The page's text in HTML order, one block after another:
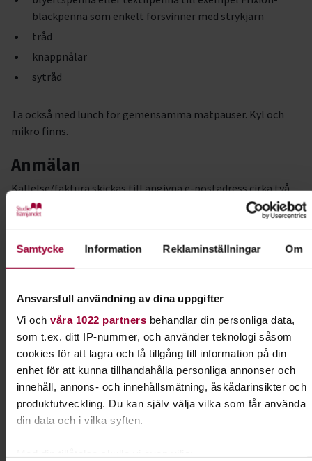
Samtycke Information Reklaminställningar Om
Ansvarsfull användning av dina uppgifter
Vi och våra 1022 partnersbehandlar din personliga data,
som t.ex. ditt IP-nummer, och använder teknologi såsom
cookies för att lagra och få tillgång till information på din
enhet för att kunna tillhandahålla personliga annonser och
innehåll, annons- och innehållsmätning, åskådarinsikter och
produktutveckling. Du kan själv välja vilka som får använda
din data och i vilka syften.
bläckpenna som enkelt försvinner med strykjärn
tråd
knappnålar
sytråd
Ta också med lunch för gemensamma matpauser. Kyl och
mikro finns.
Anmälan
Kallelse/faktura skickas till angivna e-postadress cirka två
veckor före kursstart.
#programförtväst
Kursledare
Diana Johansson
Kontakt
Eva Ellmark